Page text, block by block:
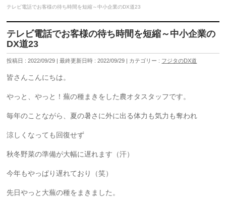
テレビ電話でお客様の待ち時間を短縮～中小企業のDX道23
テレビ電話でお客様の待ち時間を短縮～中小企業の
DX道23
投稿日 : 2022/09/29 最終更新日時 : 2022/09/29 カテゴリー : フジタのDX道
皆さんこんにちは。
やっと、やっと！蕪の種まきをした農オタスタッフです。
毎年のことながら、夏の暑さに外に出る体力も気力も奪われ
涼しくなっても回復せず
秋冬野菜の準備が大幅に遅れます（汗）
今年もやっぱり遅れており（笑）
先日やっと大蕪の種をまきました。